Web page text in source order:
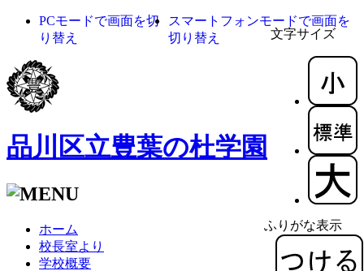
文字サイズ
ふりがな表示
PCモードで画面を切
り替え
スマートフォンモードで画面を
切り替え
品川区立豊葉の杜学園
ホーム
校長室より
学校概要